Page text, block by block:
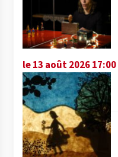
le 13 août 2026 17:00